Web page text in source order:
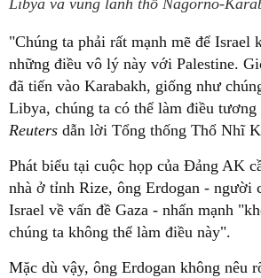
Libya và vùng lãnh thổ Nagorno-
"Chúng ta phải rất mạnh mẽ để Israel
những điều vô lý này với Palestine.
đã tiến vào Karabakh, giống như
Libya, chúng ta có thể làm điều
Reuters dẫn lời Tổng thống Thổ Nhĩ
Phát biểu tại cuộc họp của Đảng AK
nhà ở tỉnh Rize, ông Erdogan - người
Israel về vấn đề Gaza - nhấn mạnh
chúng ta không thể làm điều này".
Mặc dù vậy, ông Erdogan không nêu